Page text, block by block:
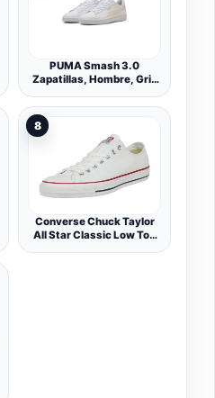
PUMA Smash 3.0
Zapatillas, Hombre, Gris
Puma, 40 EU
8
Converse Chuck Taylor
All Star Classic Low Top